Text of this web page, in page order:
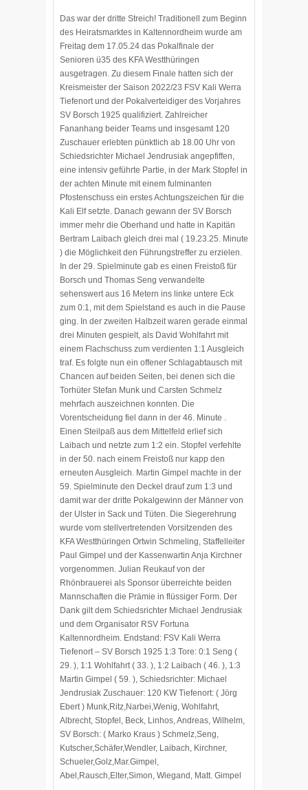
Das war der dritte Streich! Traditionell zum Beginn
des Heiratsmarktes in Kaltennordheim wurde am
Freitag dem 17.05.24 das Pokalfinale der
Senioren ü35 des KFA Westthüringen
ausgetragen. Zu diesem Finale hatten sich der
Kreismeister der Saison 2022/23 FSV Kali Werra
Tiefenort und der Pokalverteidiger des Vorjahres
SV Borsch 1925 qualifiziert. Zahlreicher
Fananhang beider Teams und insgesamt 120
Zuschauer erlebten pünktlich ab 18.00 Uhr von
Schiedsrichter Michael Jendrusiak angepfiffen,
eine intensiv geführte Partie, in der Mark Stopfel in
der achten Minute mit einem fulminanten
Pfostenschuss ein erstes Achtungszeichen für die
Kali Elf setzte. Danach gewann der SV Borsch
immer mehr die Oberhand und hatte in Kapitän
Bertram Laibach gleich drei mal ( 19.23.25. Minute
) die Möglichkeit den Führungstreffer zu erzielen.
In der 29. Spielminute gab es einen Freistoß für
Borsch und Thomas Seng verwandelte
sehenswert aus 16 Metern ins linke untere Eck
zum 0:1, mit dem Spielstand es auch in die Pause
ging. In der zweiten Halbzeit waren gerade einmal
drei Minuten gespielt, als David Wohlfahrt mit
einem Flachschuss zum verdienten 1:1 Ausgleich
traf. Es folgte nun ein offener Schlagabtausch mit
Chancen auf beiden Seiten, bei denen sich die
Torhüter Stefan Munk und Carsten Schmelz
mehrfach auszeichnen konnten. Die
Vorentscheidung fiel dann in der 46. Minute .
Einen Steilpaß aus dem Mittelfeld erlief sich
Laibach und netzte zum 1:2 ein. Stopfel verfehlte
in der 50. nach einem Freistoß nur kapp den
erneuten Ausgleich. Martin Gimpel machte in der
59. Spielminute den Deckel drauf zum 1:3 und
damit war der dritte Pokalgewinn der Männer von
der Ulster in Sack und Tüten. Die Siegerehrung
wurde vom stellvertretenden Vorsitzenden des
KFA Westthüringen Ortwin Schmeling, Staffelleiter
Paul Gimpel und der Kassenwartin Anja Kirchner
vorgenommen. Julian Reukauf von der
Rhönbrauerei als Sponsor überreichte beiden
Mannschaften die Prämie in flüssiger Form. Der
Dank gilt dem Schiedsrichter Michael Jendrusiak
und dem Organisator RSV Fortuna
Kaltennordheim. Endstand: FSV Kali Werra
Tiefenort – SV Borsch 1925 1:3 Tore: 0:1 Seng (
29. ), 1:1 Wohlfahrt ( 33. ), 1:2 Laibach ( 46. ), 1:3
Martin Gimpel ( 59. ), Schiedsrichter: Michael
Jendrusiak Zuschauer: 120 KW Tiefenort: ( Jörg
Ebert ) Munk,Ritz,Narbei,Wenig, Wohlfahrt,
Albrecht, Stopfel, Beck, Linhos, Andreas, Wilhelm,
SV Borsch: ( Marko Kraus ) Schmelz,Seng,
Kutscher,Schäfer,Wendler, Laibach, Kirchner,
Schueler,Golz,Mar.Gimpel,
Abel,Rausch,Elter,Simon, Wiegand, Matt. Gimpel